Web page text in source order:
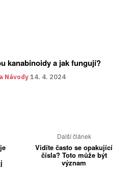
kanabinoidy a jak fungují?
Návody14. 4. 2024
Další článek
Vidíte často se opakující
čísla? Toto může být
význam